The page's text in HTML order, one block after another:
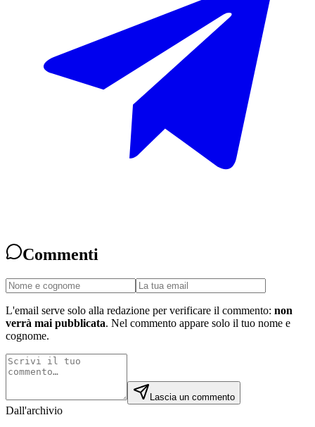
Commenti
L'email serve solo alla redazione per verificare il commento: non
verrà mai pubblicata. Nel commento appare solo il tuo nome e
cognome.
Lascia un commento
Dall'archivio